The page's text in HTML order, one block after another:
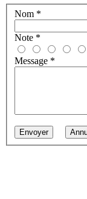
Nom *
Note *
Message *